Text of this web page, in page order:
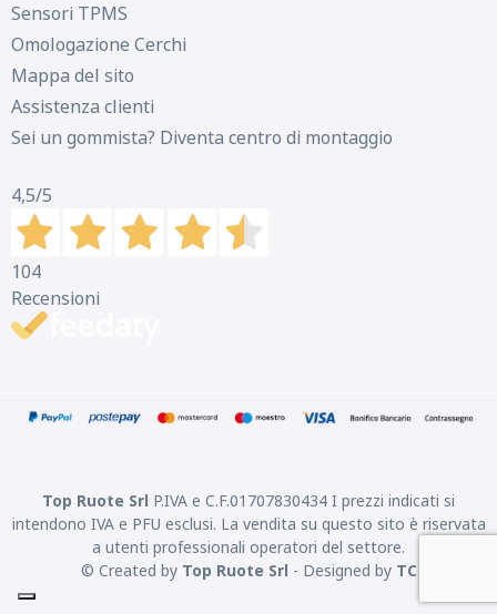
Sensori TPMS
Omologazione Cerchi
Mappa del sito
Assistenza clienti
Sei un gommista? Diventa centro di montaggio
4,5/5
104
Recensioni
Top Ruote Srl P.IVA e C.F.01707830434 I prezzi indicati si
intendono IVA e PFU esclusi. La vendita su questo sito è riservata
a utenti professionali operatori del settore.
© Created by Top Ruote Srl - Designed by TC